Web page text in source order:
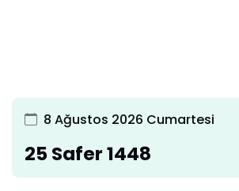
8 Ağustos 2026 Cumartesi
25 Safer 1448